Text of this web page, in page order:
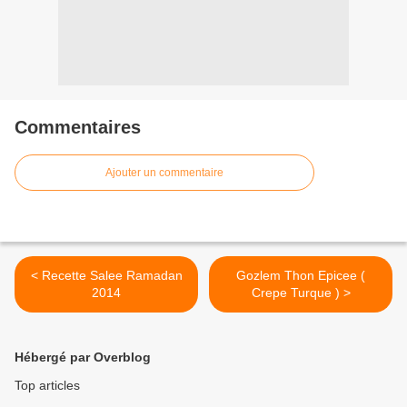
Commentaires
Ajouter un commentaire
< Recette Salee Ramadan
2014
Gozlem Thon Epicee (
Crepe Turque ) >
Hébergé par Overblog
Top articles